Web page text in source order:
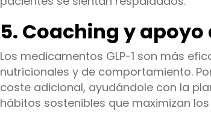
5. Coaching y
Los medicamentos GLP-1 son más
nutricionales y de comportamiento.
coste adicional, ayudándole con la
hábitos sostenibles que maximizan